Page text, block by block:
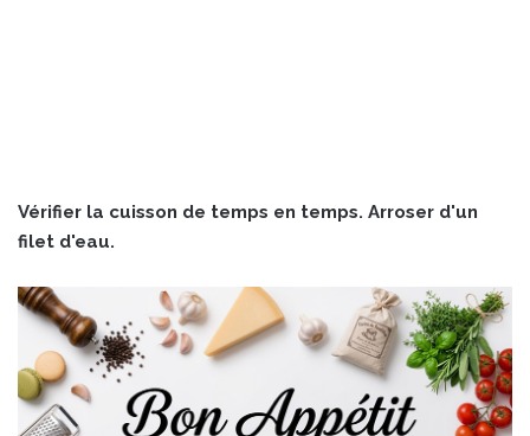
Vérifier la cuisson de temps en temps. Arroser d'un
filet d'eau.